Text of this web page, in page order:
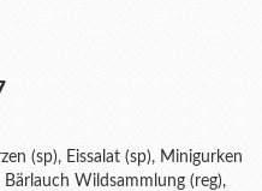
(sp), Eissalat (sp), Minigurken
Bärlauch Wildsammlung (reg),